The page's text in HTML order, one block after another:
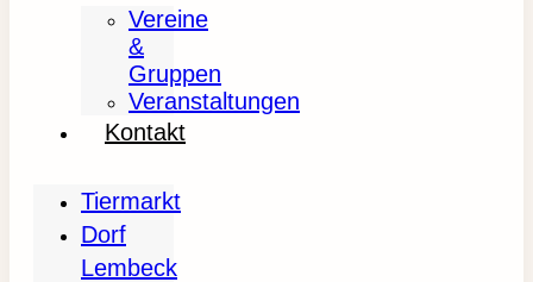
Vereine
&
Gruppen
Veranstaltungen
Kontakt
Tiermarkt
Dorf
Lembeck